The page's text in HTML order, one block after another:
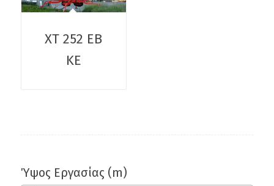
XΤ 252 EB
ΚE
Ύψος Εργασίας (m)